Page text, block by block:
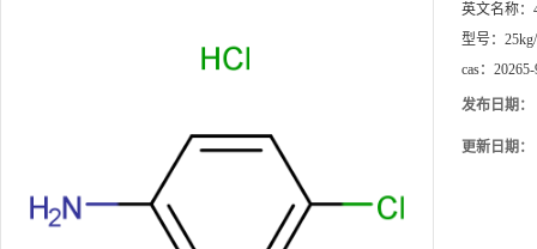
英文名称：
型号：
cas：
发布日期：
更新日期：